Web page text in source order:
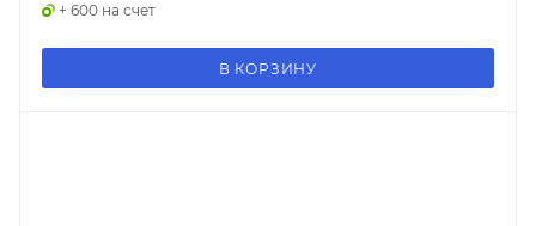
+ 600 на счет
В КОРЗИНУ